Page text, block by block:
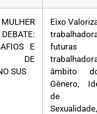
E
DE
SUS
Eixo
futuras
âmbito
Gênero,
de